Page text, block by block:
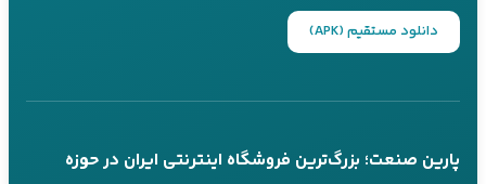
دانلود مستقیم (APK)
پارین صنعت؛ بزرگ‌ترین فروشگاه اینترنتی ایران در حوزه
پاسخگویی 24 ساعته از طریق بله
تماس تلفنی در ساعات کاری
کانال بله
@parinsanat
کانال تلگرام
@parinsanat